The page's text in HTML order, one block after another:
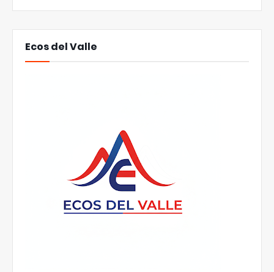
Ecos del Valle